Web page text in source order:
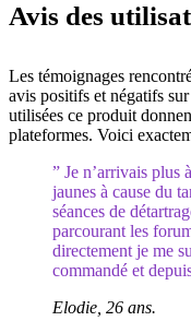
Avis des
Les témoignages
avis positifs et négatifs
utilisées ce produit
plateformes. Voici
” Je n’arrivais plus
jaunes à cause du
séances de
parcourant les
directement je me
commandé et
Elodie, 26 ans.